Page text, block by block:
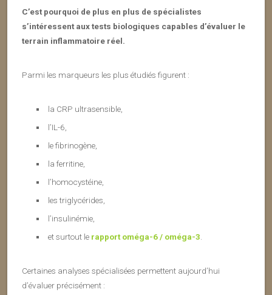
C’est pourquoi de plus en plus de spécialistes
s’intéressent aux tests biologiques capables d’évaluer le
terrain inflammatoire réel.
Parmi les marqueurs les plus étudiés figurent :
la CRP ultrasensible,
l’IL-6,
le fibrinogène,
la ferritine,
l’homocystéine,
les triglycérides,
l’insulinémie,
et surtout le rapport oméga-6 / oméga-3
Certaines analyses spécialisées permettent aujourd’hui
d’évaluer précisément :